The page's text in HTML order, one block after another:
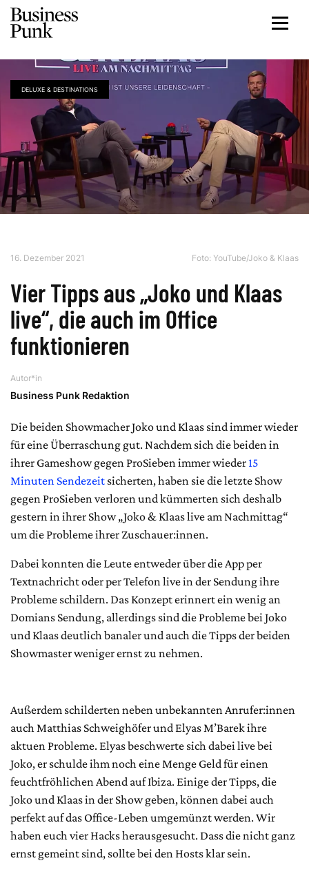
DELUXE & DESTINATIONS
16. Dezember 2021 Foto: YouTube/Joko & Klaas
Vier Tipps aus „Joko und Klaas
live“, die auch im Office
funktionieren
Autor*in
Business Punk Redaktion
Die beiden Showmacher Joko und Klaas sind immer wieder
für eine Überraschung gut. Nachdem sich die beiden in
ihrer Gameshow gegen ProSieben immer wieder 15
Minuten Sendezeit sicherten, haben sie die letzte Show
gegen ProSieben verloren und kümmerten sich deshalb
gestern in ihrer Show „Joko & Klaas live am Nachmittag“
um die Probleme ihrer Zuschauer:innen.
Dabei konnten die Leute entweder über die App per
Textnachricht oder per Telefon live in der Sendung ihre
Probleme schildern. Das Konzept erinnert ein wenig an
Domians Sendung, allerdings sind die Probleme bei Joko
und Klaas deutlich banaler und auch die Tipps der beiden
Showmaster weniger ernst zu nehmen.
Außerdem schilderten neben unbekannten Anrufer:innen
auch Matthias Schweighöfer und Elyas M’Barek ihre
aktuen Probleme. Elyas beschwerte sich dabei live bei
Joko, er schulde ihm noch eine Menge Geld für einen
feuchtfröhlichen Abend auf Ibiza. Einige der Tipps, die
Joko und Klaas in der Show geben, können dabei auch
perfekt auf das Office-Leben umgemünzt werden. Wir
haben euch vier Hacks herausgesucht. Dass die nicht ganz
ernst gemeint sind, sollte bei den Hosts klar sein.